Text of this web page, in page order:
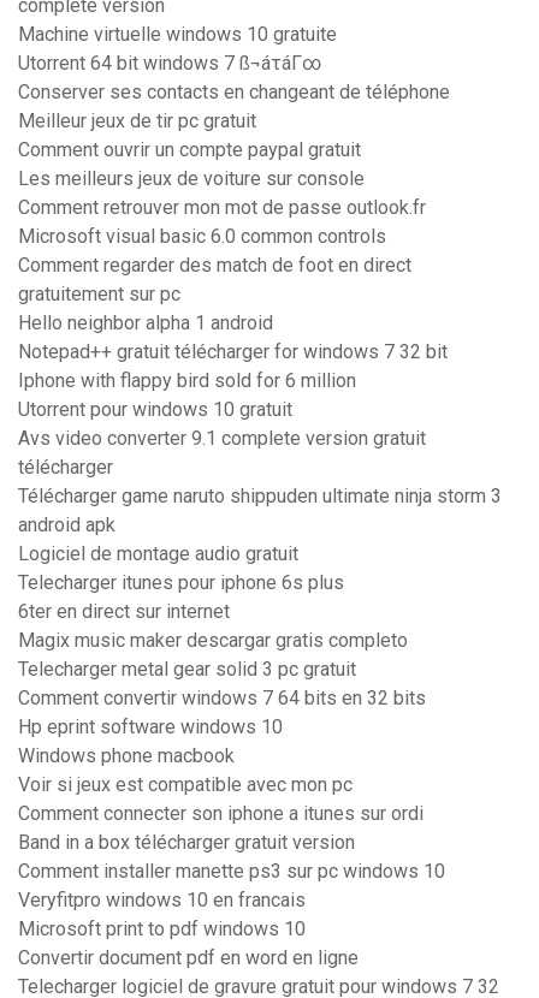
complete version
Machine virtuelle windows 10 gratuite
Utorrent 64 bit windows 7 ß¬áτáΓ∞
Conserver ses contacts en changeant de téléphone
Meilleur jeux de tir pc gratuit
Comment ouvrir un compte paypal gratuit
Les meilleurs jeux de voiture sur console
Comment retrouver mon mot de passe outlook.fr
Microsoft visual basic 6.0 common controls
Comment regarder des match de foot en direct
gratuitement sur pc
Hello neighbor alpha 1 android
Notepad++ gratuit télécharger for windows 7 32 bit
Iphone with flappy bird sold for 6 million
Utorrent pour windows 10 gratuit
Avs video converter 9.1 complete version gratuit
télécharger
Télécharger game naruto shippuden ultimate ninja storm 3
android apk
Logiciel de montage audio gratuit
Telecharger itunes pour iphone 6s plus
6ter en direct sur internet
Magix music maker descargar gratis completo
Telecharger metal gear solid 3 pc gratuit
Comment convertir windows 7 64 bits en 32 bits
Hp eprint software windows 10
Windows phone macbook
Voir si jeux est compatible avec mon pc
Comment connecter son iphone a itunes sur ordi
Band in a box télécharger gratuit version
Comment installer manette ps3 sur pc windows 10
Veryfitpro windows 10 en francais
Microsoft print to pdf windows 10
Convertir document pdf en word en ligne
Telecharger logiciel de gravure gratuit pour windows 7 32